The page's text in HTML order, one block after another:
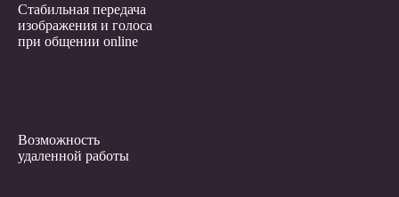
Стабильная передача
изображения и голоса
при общении online
Возможность
удаленной работы